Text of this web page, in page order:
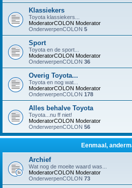
Klassiekers
Toyota klassiekers...
ModeratorCOLON Moderator
OnderwerpenCOLON 5
Sport
Toyota en de sport...
ModeratorCOLON Moderator
OnderwerpenCOLON 36
Overig Toyota...
Toyota en nog wat...
ModeratorCOLON Moderator
OnderwerpenCOLON 178
Alles behalve Toyota
Toyota...nu ff niet!
ModeratorCOLON Moderator
OnderwerpenCOLON 56
Eenmaal,
Archief
Wat nog de moeite waard was...
ModeratorCOLON Moderator
OnderwerpenCOLON 73